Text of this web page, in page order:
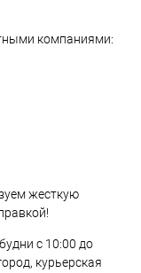
компаниями:
жесткую
с 10:00 до
курьерская